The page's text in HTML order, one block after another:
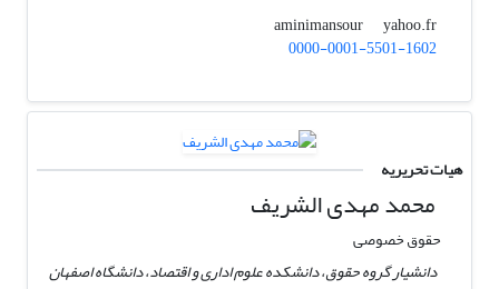
aminimansour
yahoo.fr
0000-0001-5501-1602
هیات تحریریه
محمد مهدی الشریف
حقوق خصوصی
دانشیار گروه حقوق، دانشکده علوم اداری و اقتصاد، دانشگاه اصفهان